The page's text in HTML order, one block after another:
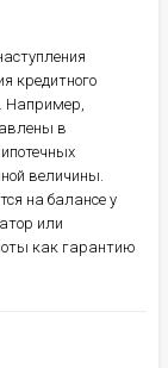
кредитного
Например,
в
величины.
на балансе у
или
как гарантию